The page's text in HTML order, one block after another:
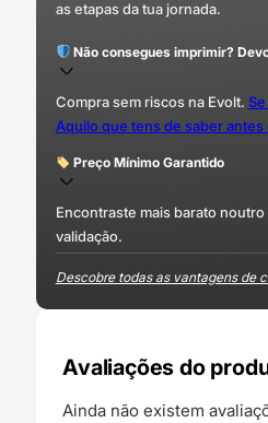
as etapas da tua jornada.
Não consegues imprimir?
Compra sem riscos na Evolt.
Aquilo que tens de saber antes
Preço Mínimo Garantido
Encontraste mais barato noutro
validação.
Descobre todas as vantagens de
Avaliações do
Ainda não existem